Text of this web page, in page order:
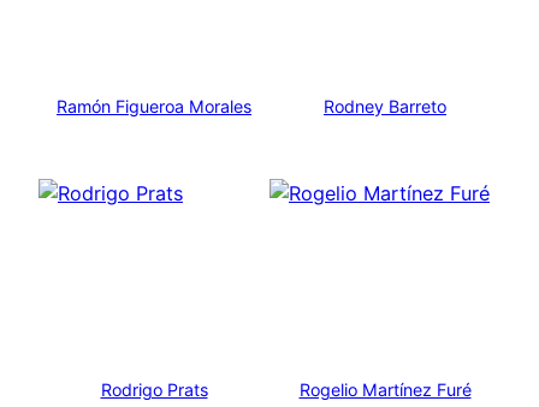
Ramón Figueroa Morales Rodney Barreto
Rodrigo Prats Rogelio Martínez Furé